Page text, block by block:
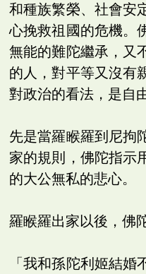
和種族繁榮、社會安
心挽救祖國的危機。
無能的難陀繼承，又
的人，對平等又沒有
對政治的看法，是自
先是當羅睺羅到尼拘
家的規則，佛陀指示
的大公無私的悲心。
羅睺羅出家以後，佛
「我和孫陀利姬結